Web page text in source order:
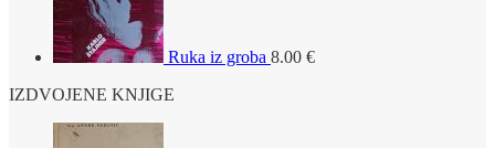
Ruka iz groba 8.00 €
IZDVOJENE KNJIGE